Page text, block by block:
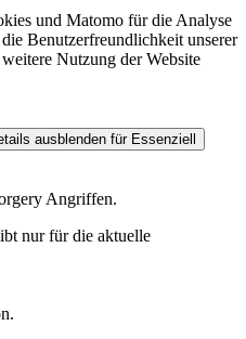
und Matomo für die Analyse
Benutzerfreundlichkeit unserer
Nutzung der Website
ausblenden für Essenziell
Angriffen.
nur für die aktuelle